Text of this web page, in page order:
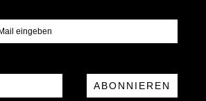
ABONNIEREN